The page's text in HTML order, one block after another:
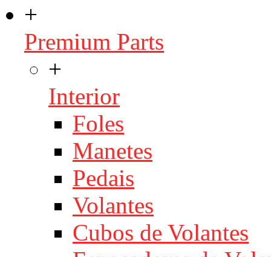
+
Premium Parts
+
Interior
Foles
Manetes
Pedais
Volantes
Cubos de Volantes